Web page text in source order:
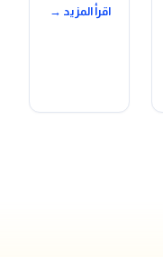
اقرأ المزيد →